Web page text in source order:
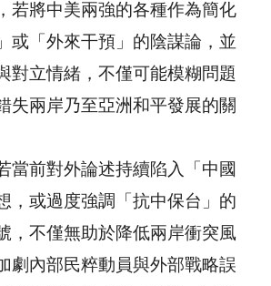
若將中美兩強的各種作為簡化
或「外來干預」的陰謀論，並
對立情緒，不僅可能模糊問題
失兩岸乃至亞洲和平發展的關
當前對外論述持續陷入「中國
，或過度強調「抗中保台」的
，不僅無助於降低兩岸衝突風
劇內部民粹動員與外部戰略誤